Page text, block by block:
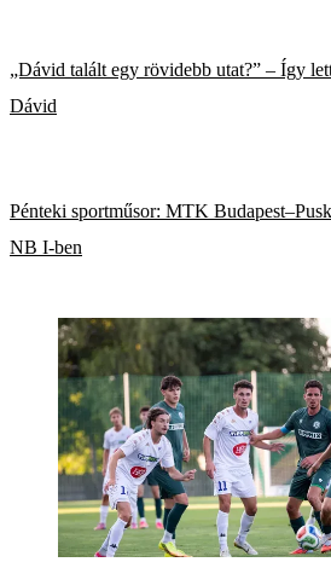
„Dávid talált egy rövidebb utat?” – Így
Dávid
Pénteki sportműsor: MTK
NB I-ben